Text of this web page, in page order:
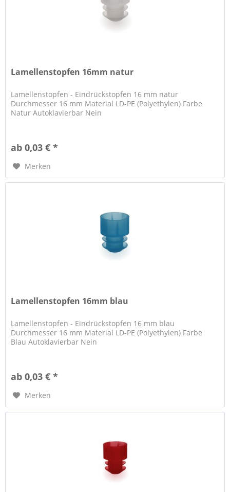
Lamellenstopfen 16mm natur
Lamellenstopfen - Eindrückstopfen 16 mm natur
Durchmesser 16 mm Material LD-PE (Polyethylen) Farbe
Natur Autoklavierbar Nein
ab 0,03 € *
Merken
Lamellenstopfen 16mm blau
Lamellenstopfen - Eindrückstopfen 16 mm blau
Durchmesser 16 mm Material LD-PE (Polyethylen) Farbe
Blau Autoklavierbar Nein
ab 0,03 € *
Merken